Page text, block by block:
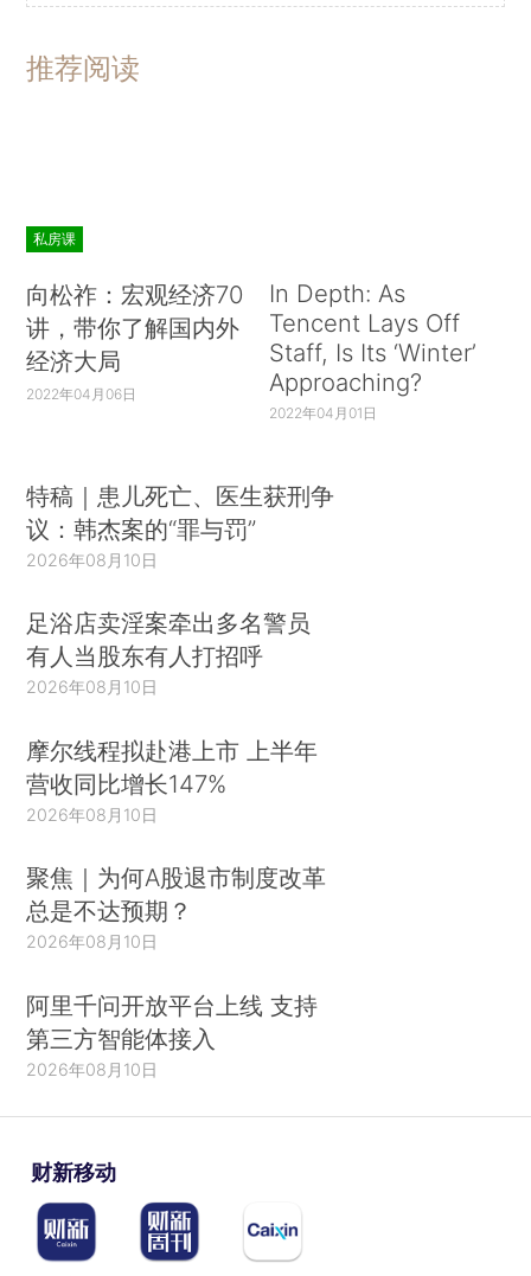
推荐阅读
私房课
向松祚：宏观经济70
讲，带你了解国内外
经济大局
2022年04月06日
In Depth: As
Tencent Lays Off
Staff, Is Its ‘Winter’
Approaching?
2022年04月01日
特稿｜患儿死亡、医生获刑争
议：韩杰案的“罪与罚”
2026年08月10日
足浴店卖淫案牵出多名警员
有人当股东有人打招呼
2026年08月10日
摩尔线程拟赴港上市 上半年
营收同比增长147%
2026年08月10日
聚焦｜为何A股退市制度改革
总是不达预期？
2026年08月10日
阿里千问开放平台上线 支持
第三方智能体接入
2026年08月10日
财新移动